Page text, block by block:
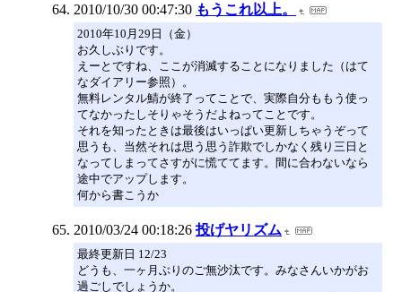
2010/10/30 00:47:30 もうこれ以上。
2010年10月29日（金）
お久しぶりです。
えーとですね、ここが消滅することになりました（はて
なダイアリー参照）。
無料レンタル鯖が終了ってことで、実際自分ももう使っ
てなかったしそりゃそうだよねってことです。
それを知ったときは最後はいっぱい更新しちゃうぞって
思うも、当然それは思う思う詐欺でしかなく残り三日と
なってしまってさすがに慌ててます。間に合わないなら
途中でアップします。
何から書こうか
2010/03/24 00:18:26 投げヤリズム
最終更新日 12/23
どうも、一ヶ月ぶりのご無沙汰です。みなさんいかがお
過ごしでしょうか。